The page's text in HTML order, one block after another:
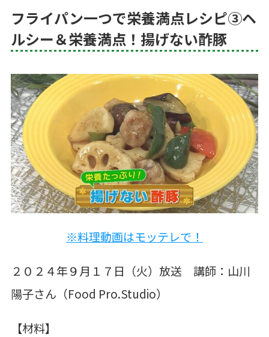
フライパン一つで栄養満点レシピ③ヘ
ルシー＆栄養満点！揚げない酢豚
※料理動画はモッテレで！
２０２４年９月１７日（火）放送 講師：山川
陽子さん（Food Pro.Studio）
【材料】